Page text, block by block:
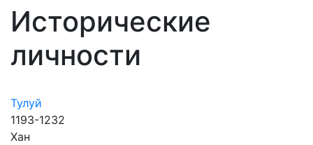
Исторические
личности
Тулуй
1193-1232
Хан